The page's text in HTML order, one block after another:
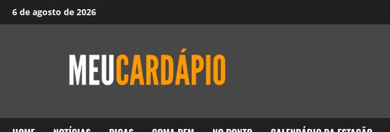
6 de agosto de 2026